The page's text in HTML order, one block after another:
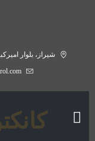
شیراز، بلوار